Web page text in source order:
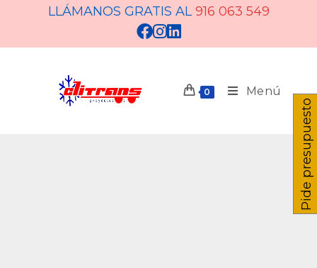
LLÁMANOS GRATIS AL916 063 549
0 Menú
Pide presupuesto